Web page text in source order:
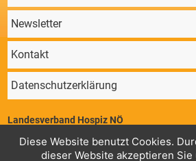
Newsletter
Kontakt
Datenschutzerklärung
Landesverband Hospiz NÖ
Mail:office@hospiz-noe.at
Diese Website benutzt Cookies.
dieser Website akzeptieren Sie